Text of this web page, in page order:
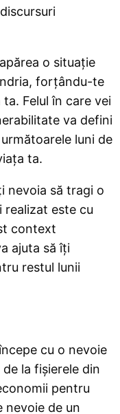
o situație
forțându-te
Felul în care vei
va defini
luni de
ta.
nevoia să tragi o
realizat este cu
context
ajuta să îți
restul lunii
cu o nevoie
la fișierele din
pentru
nevoie de un